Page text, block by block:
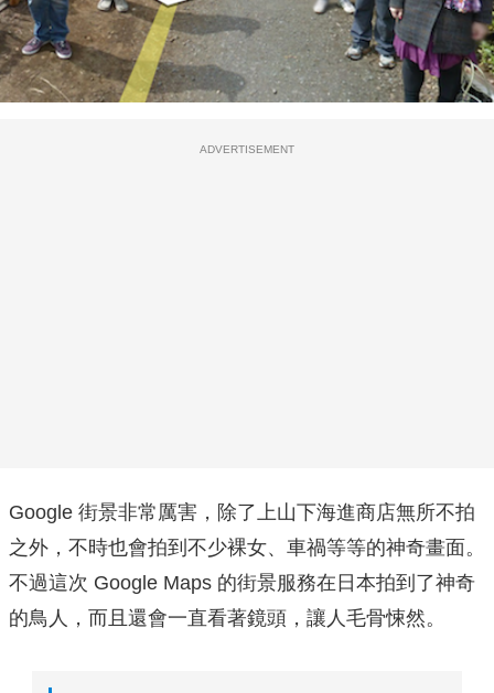
ADVERTISEMENT
Google 街景非常厲害，除了上山下海進商店無所不拍
之外，不時也會拍到不少裸女、車禍等等的神奇畫面。
不過這次 Google Maps 的街景服務在日本拍到了神奇
的鳥人，而且還會一直看著鏡頭，讓人毛骨悚然。